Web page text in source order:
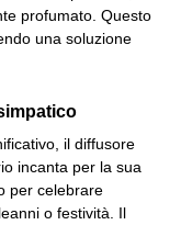
profumato. Questo
una soluzione
il diffusore
incanta per la sua
per celebrare
o festività. Il